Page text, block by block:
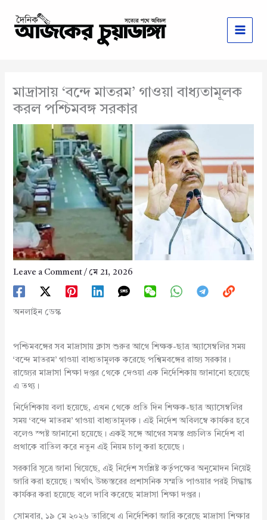
content
মাদ্রাসায় ‘বন্দে মাতরম’ গাওয়া বাধ্যতামূলক
করল পশ্চিমবঙ্গ সরকার
Leave a Comment / মে 21, 2026
অনলাইন ডেস্ক
পশ্চিমবঙ্গের সব মাদ্রাসায় ক্লাস শুরুর আগে শিক্ষক-ছাত্র অ্যাসেম্বলির সময়
‘বন্দে মাতরম’ গাওয়া বাধ্যতামূলক করেছে পশ্বিমবঙ্গের রাজ্য সরকার।
রাজ্যের মাদ্রাসা শিক্ষা দপ্তর থেকে দেওয়া এক নির্দেশিকায় জানানো হয়েছে
এ তথ্য।
নির্দেশিকায় বলা হয়েছে, এখন থেকে প্রতি দিন শিক্ষক-ছাত্র অ্যাসেম্বলির
সময় ‘বন্দে মাতরম’ গাওয়া বাধ্যতামূলক। এই নির্দেশ অবিলম্বে কার্যকর হবে
বলেও স্পষ্ট জানানো হয়েছে। একই সঙ্গে আগের সমস্ত প্রচলিত নির্দেশ বা
প্রথাকে বাতিল করে নতুন এই নিয়ম চালু করা হয়েছে।
সরকারি সূত্রে জানা গিয়েছে, এই নির্দেশ সংশ্লিষ্ট কর্তৃপক্ষের অনুমোদন নিয়েই
জারি করা হয়েছে। অর্থাৎ উচ্চস্তরের প্রশাসনিক সম্মতি পাওয়ার পরই সিদ্ধান্ত
কার্যকর করা হয়েছে বলে দাবি করেছে মাদ্রাসা শিক্ষা দপ্তর।
সোমবার, ১৯ মে ২০২৬ তারিখে এ নির্দেশিকা জারি করেছে মাদ্রাসা শিক্ষার